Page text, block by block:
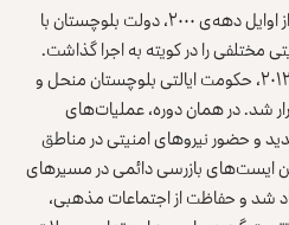
پس از افزایش قتل‌های هدفمند از اوایل دهه‌ی ۲۰۰۰، دولت بلوچستان با
مختلفیرا در کویته به اجرا گذاشت.
پس از انفجارهای گسترده‌ی سال ۲۰۱۳، حکومت ایالتی بلوچستان منحل و
شد. در همان دوره، عملیات‌های
و حضور نیروهای امنیتی در مناطق
ایست‌های بازرسی دائمی در مسیرهای
شد و حفاظت از اجتماعات مذهبی،